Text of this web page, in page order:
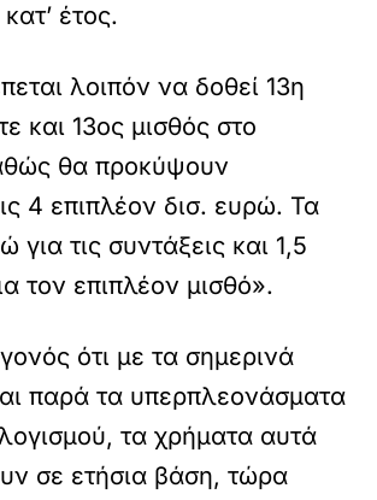
έτος.
λοιπόν να δοθεί 13η
και 13ος μισθός στο
θα προκύψουν
4 επιπλέον δισ. ευρώ. Τα
για τις συντάξεις και 1,5
τον επιπλέον μισθό».
ότι με τα σημερινά
παρά τα υπερπλεονάσματα
τα χρήματα αυτά
σε ετήσια βάση, τώρα